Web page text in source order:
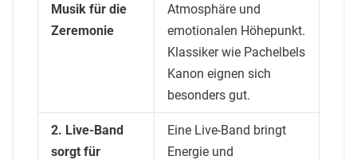
Musik für die
Zeremonie
Atmosphäre und
emotionalen Höhepunkt.
Klassiker wie Pachelbels
Kanon eignen sich
besonders gut.
2. Live-Band
sorgt für
Eine Live-Band bringt
Energie und